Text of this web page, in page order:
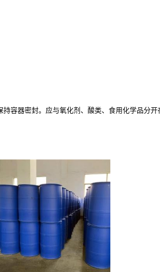
容器密封。应与氧化剂、酸类、食用化学品分